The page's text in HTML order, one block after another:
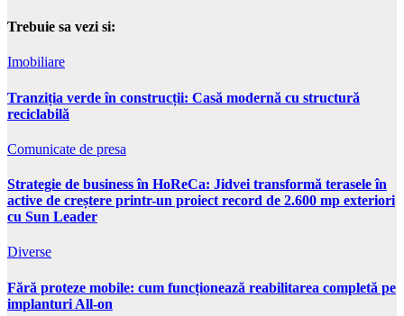
Trebuie sa vezi si:
Imobiliare
Tranziția verde în construcții: Casă modernă cu structură
reciclabilă
Comunicate de presa
Strategie de business în HoReCa: Jidvei transformă terasele în
active de creștere printr-un proiect record de 2.600 mp exteriori
cu Sun Leader
Diverse
Fără proteze mobile: cum funcționează reabilitarea completă pe
implanturi All-on